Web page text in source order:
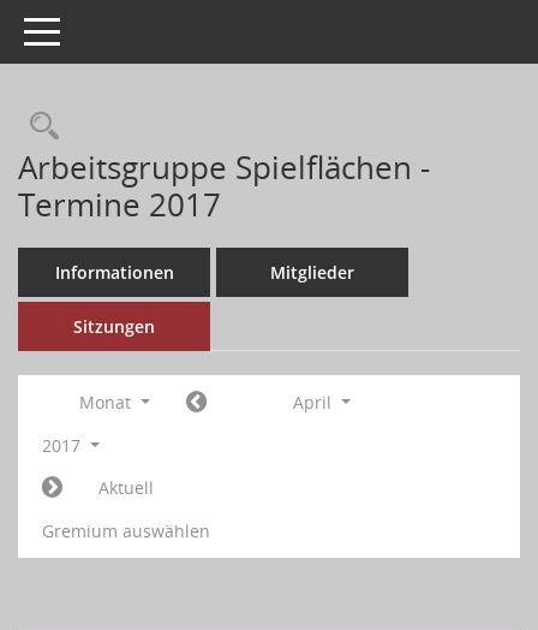
Toggle navigation
Arbeitsgruppe Spielflächen -
Termine 2017
Informationen Mitglieder
Sitzungen
Monat
April
2017
Aktuell
Gremium auswählen